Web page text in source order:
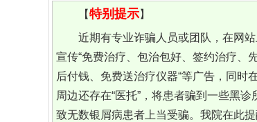
【特别提示】
近期有专业诈骗人员或团队，在网
宣传“免费治疗、包治包好、签约治疗、
后付钱、免费送治疗仪器“等广告，同时
周边还存在“医托”，将患者骗到一些黑诊
致无数银屑病患者上当受骗。我院在此